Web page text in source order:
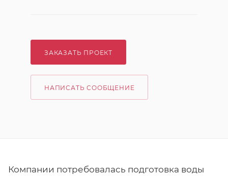
ЗАКАЗАТЬ ПРОЕКТ
НАПИСАТЬ СООБЩЕНИЕ
Компании потребовалась подготовка воды